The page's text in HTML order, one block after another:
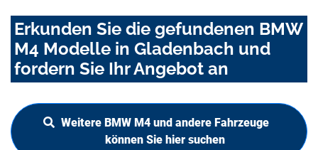
Erkunden Sie die gefundenen BMW
M4 Modelle in Gladenbach und
fordern Sie Ihr Angebot an
Weitere BMW M4 und andere Fahrzeuge
können Sie hier suchen